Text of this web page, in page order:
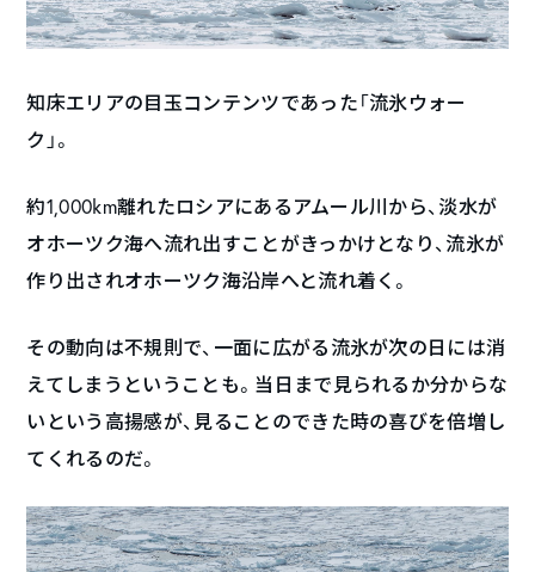
知床エリアの目玉コンテンツであった「流氷ウォー
ク」。
約1,000km離れたロシアにあるアムール川から、淡水が
オホーツク海へ流れ出すことがきっかけとなり、流氷が
作り出されオホーツク海沿岸へと流れ着く。
その動向は不規則で、一面に広がる流氷が次の日には消
えてしまうということも。当日まで見られるか分からな
いという高揚感が、見ることのできた時の喜びを倍増し
てくれるのだ。